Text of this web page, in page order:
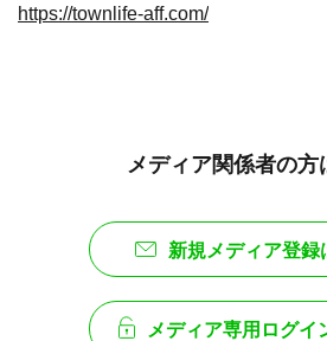
https://townlife-aff.com/
メディア関係者の方
新規メディア登録
メディア専用ログイ